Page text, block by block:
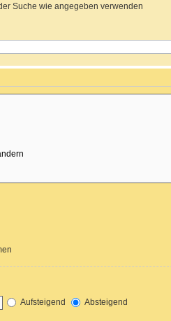
Suche wie angegeben verwenden
Aufsteigend Absteigend